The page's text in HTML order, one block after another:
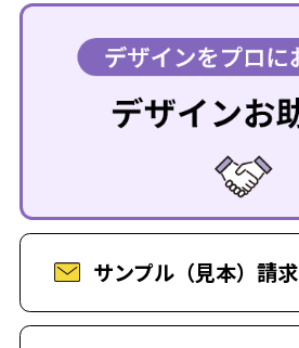
サンプル（見本）請求